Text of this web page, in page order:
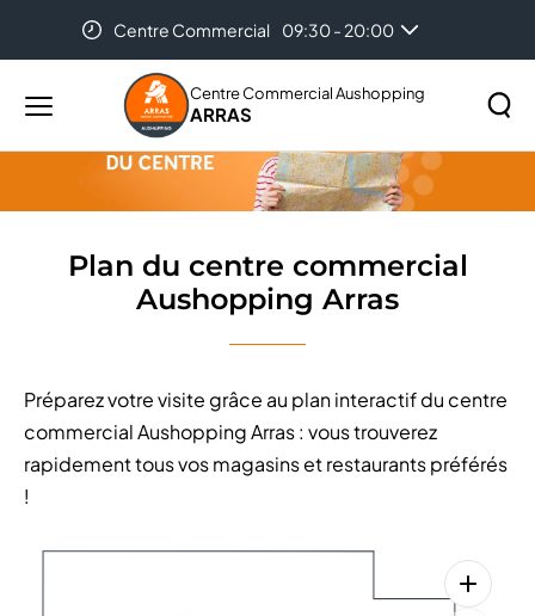
Centre Commercial 09:30 - 20:00
Menu
principal
Centre Commercial Aushopping
ARRAS
Rechercher
la
Plan du centre commercial Aushopping Arras
Plan du centre commercial
Aushopping Arras
Préparez votre visite grâce au plan interactif du centre
commercial Aushopping Arras : vous trouverez
rapidement tous vos magasins et restaurants préférés
!